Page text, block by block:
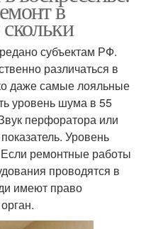
в
субъектам РФ.
различаться в
даже самые лояльные
уровень шума в 55
перфоратора или
Уровень
ремонтные работы
проводятся в
имеют право